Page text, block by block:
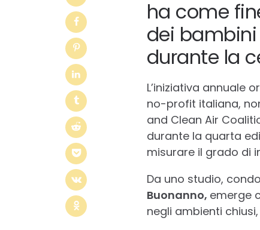
ha come
dei
durante la
L’iniziativa annuale
no-profit italiana,
and Clean Air
durante la quarta
misurare il grado di
Da uno studio,
Buonanno, emerge
negli ambienti